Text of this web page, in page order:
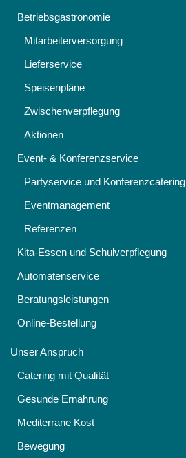
Betriebsgastronomie
Mitarbeiterversorgung
Lieferservice
Speisenpläne
Zwischenverpflegung
Aktionen
Event- & Konferenzservice
Partyservice und Konferenzcatering
Eventmanagement
Referenzen
Kita-Essen und Schulverpflegung
Automatenservice
Beratungsleistungen
Online-Bestellung
Unser Anspruch
Catering mit Qualität
Gesunde Ernährung
Mediterrane Kost
Bewegung